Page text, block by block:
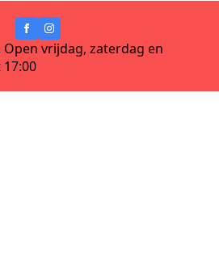
Open vrijdag, zaterdag en